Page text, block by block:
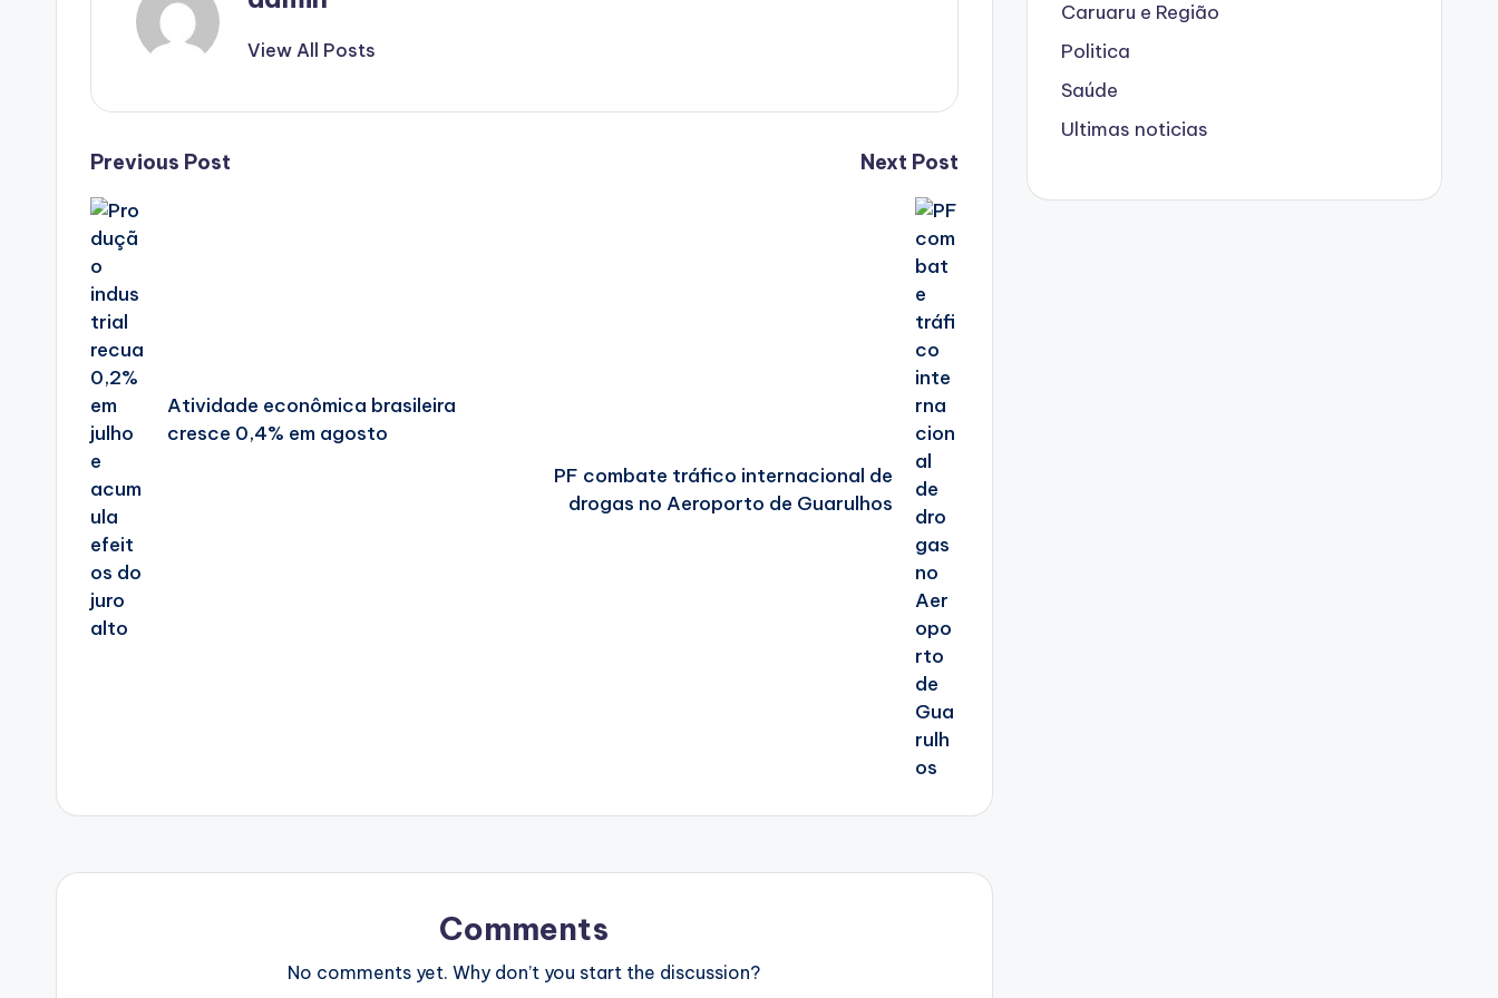
View All Posts
Post
navigation
Previous Post
Atividade econômica brasileira
cresce 0,4% em agosto
Next Post
PF combate tráfico internacional de
drogas no Aeroporto de Guarulhos
Comments
No comments yet. Why don’t you start the discussion?
Caruaru e Região
Politica
Saúde
Ultimas noticias